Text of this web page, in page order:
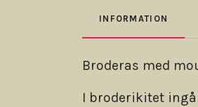
INFORMATION
Broderas med
I broderikitet